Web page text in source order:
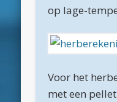
januari 2025
november 2024
september 2024
op lage-
Voor het
met een